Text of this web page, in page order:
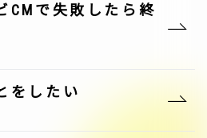
CMで失敗したら終
をしたい